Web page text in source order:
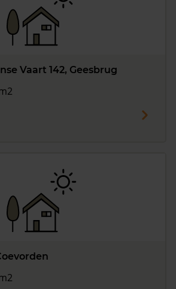
Vaart 142, Geesbrug